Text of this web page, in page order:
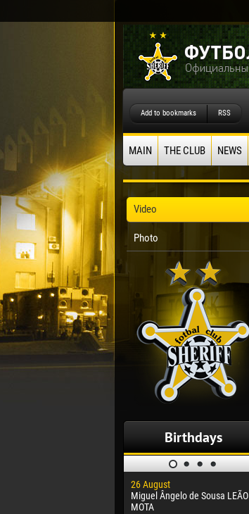
Add to bookmarks RSS
MAIN THE CLUB NEWS
Video
Photo
Birthdays
26 August
Miguel Ângelo de Sousa LEÃO
MOTA